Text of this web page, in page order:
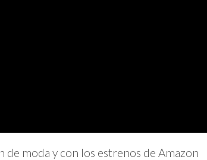
de moda y con los estrenos de Amazon